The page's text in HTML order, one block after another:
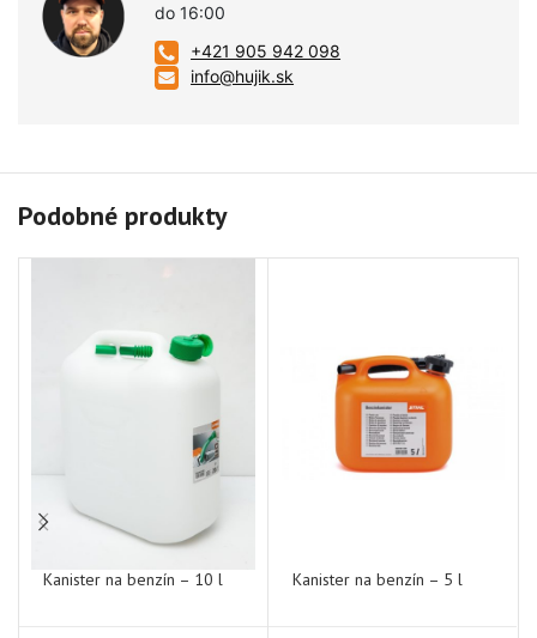
do 16:00
+421 905 942 098
info@hujik.sk
Podobné produkty
Kanister na benzín – 10 l Kanister na benzín – 5 l